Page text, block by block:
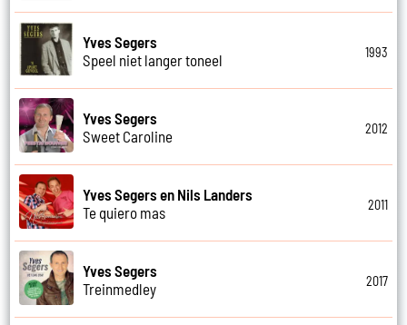
Yves Segers
Speel niet langer toneel
1993
Yves Segers
Sweet Caroline
2012
Yves Segers en Nils Landers
Te quiero mas
2011
Yves Segers
Treinmedley
2017